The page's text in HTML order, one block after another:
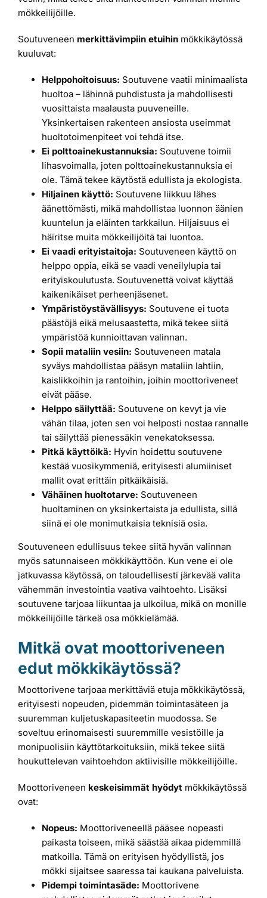
mökkeilijöille.
Soutuveneen merkittävimpiin etuihin mökkikäytössä
kuuluvat:
Helppohoitoisuus: Soutuvene vaatii minimaalista
huoltoa – lähinnä puhdistusta ja mahdollisesti
vuosittaista maalausta puuveneille.
Yksinkertaisen rakenteen ansiosta useimmat
huoltotoimenpiteet voi tehdä itse.
Ei polttoainekustannuksia: Soutuvene toimii
lihasvoimalla, joten polttoainekustannuksia ei
ole. Tämä tekee käytöstä edullista ja ekologista.
Hiljainen käyttö: Soutuvene liikkuu lähes
äänettömästi, mikä mahdollistaa luonnon äänien
kuuntelun ja eläinten tarkkailun. Hiljaisuus ei
häiritse muita mökkeilijöitä tai luontoa.
Ei vaadi erityistaitoja: Soutuveneen käyttö on
helppo oppia, eikä se vaadi veneilylupia tai
erityiskoulutusta. Soutuvenettä voivat käyttää
kaikenikäiset perheenjäsenet.
Ympäristöystävällisyys: Soutuvene ei tuota
päästöjä eikä melusaastetta, mikä tekee siitä
ympäristöä kunnioittavan valinnan.
Sopii mataliin vesiin: Soutuveneen matala
syväys mahdollistaa pääsyn mataliin lahtiin,
kaislikkoihin ja rantoihin, joihin moottoriveneet
eivät pääse.
Helppo säilyttää: Soutuvene on kevyt ja vie
vähän tilaa, joten sen voi helposti nostaa rannalle
tai säilyttää pienessäkin venekatoksessa.
Pitkä käyttöikä: Hyvin hoidettu soutuvene
kestää vuosikymmeniä, erityisesti alumiiniset
mallit ovat erittäin pitkäikäisiä.
Vähäinen huoltotarve: Soutuveneen
huoltaminen on yksinkertaista ja edullista, sillä
siinä ei ole monimutkaisia teknisiä osia.
Soutuveneen edullisuus tekee siitä hyvän valinnan
myös satunnaiseen mökkikäyttöön. Kun vene ei ole
jatkuvassa käytössä, on taloudellisesti järkevää valita
vähemmän investointia vaativa vaihtoehto. Lisäksi
soutuvene tarjoaa liikuntaa ja ulkoilua, mikä on monille
mökkeilijöille tärkeä osa mökkielämää.
Mitkä ovat moottoriveneen
edut mökkikäytössä?
Moottorivene tarjoaa merkittäviä etuja mökkikäytössä,
erityisesti nopeuden, pidemmän toimintasäteen ja
suuremman kuljetuskapasiteetin muodossa. Se
soveltuu erinomaisesti suuremmille vesistöille ja
monipuolisiin käyttötarkoituksiin, mikä tekee siitä
houkuttelevan vaihtoehdon aktiivisille mökkeilijöille.
Moottoriveneen keskeisimmät hyödyt mökkikäytössä
ovat:
Nopeus: Moottoriveneellä pääsee nopeasti
paikasta toiseen, mikä säästää aikaa pidemmillä
matkoilla. Tämä on erityisen hyödyllistä, jos
mökki sijaitsee saaressa tai kaukana palveluista.
Pidempi toimintasäde: Moottorivene